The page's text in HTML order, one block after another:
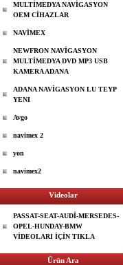
MULTİMEDYA NAVİGASYON
OEM CİHAZLAR
NAVİMEX
NEWFRON NAVİGASYON
MULTİMEDYA DVD MP3 USB
KAMERA ADANA
ADANA NAVİGASYON LU TEYP
YENI
Avgo
navimex 2
yon
navimex2
Videolar
PASSAT-SEAT-AUDİ-MERSEDES-
OPEL-HUNDAY-BMW
VİDEOLARI İÇİN TIKLA
Ürün Ara